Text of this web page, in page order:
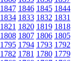
1847 1846 1845 1844
1834 1833 1832 1831
1821 1820 1819 1818
1808 1807 1806 1805
1795 1794 1793 1792
1782 1781 1780 1779